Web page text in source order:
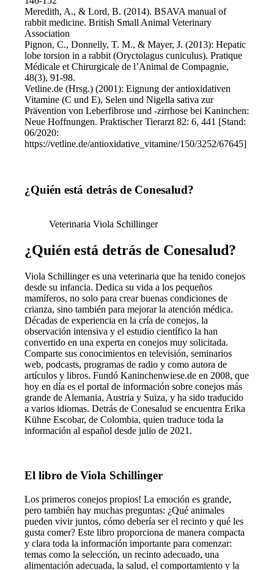
Meredith, A., & Lord, B. (2014). BSAVA manual of
rabbit medicine. British Small Animal Veterinary
Association
Pignon, C., Donnelly, T. M., & Mayer, J. (2013): Hepatic
lobe torsion in a rabbit (Oryctolagus cuniculus). Pratique
Médicale et Chirurgicale de l’Animal de Compagnie,
48(3), 91-98.
Vetline.de (Hrsg.) (2001): Eignung der antioxidativen
Vitamine (C und E), Selen und Nigella sativa zur
Prävention von Leberfibrose und -zirrhose bei Kaninchen:
Neue Hoffnungen. Praktischer Tierarzt 82: 6, 441 [Stand:
06/2020:
https://vetline.de/antioxidative_vitamine/150/3252/67645]
¿Quién está detrás de Conesalud?
Veterinaria Viola Schillinger
¿Quién está detrás de Conesalud?
Viola Schillinger es una veterinaria que ha tenido conejos
desde su infancia. Dedica su vida a los pequeños
mamíferos, no solo para crear buenas condiciones de
crianza, sino también para mejorar la atención médica.
Décadas de experiencia en la cría de conejos, la
observación intensiva y el estudio científico la han
convertido en una experta en conejos muy solicitada.
Comparte sus conocimientos en televisión, seminarios
web, podcasts, programas de radio y como autora de
artículos y libros. Fundó Kaninchenwiese.de en 2008, que
hoy en día es el portal de información sobre conejos más
grande de Alemania, Austria y Suiza, y ha sido traducido
a varios idiomas. Detrás de Conesalud se encuentra Erika
Kühne Escobar, de Colombia, quien traduce toda la
información al español desde julio de 2021.
El libro de Viola Schillinger
Los primeros conejos propios! La emoción es grande,
pero también hay muchas preguntas: ¿Qué animales
pueden vivir juntos, cómo debería ser el recinto y qué les
gusta comer? Este libro proporciona de manera compacta
y clara toda la información importante para comenzar:
temas como la selección, un recinto adecuado, una
alimentación adecuada, la salud, el comportamiento y la